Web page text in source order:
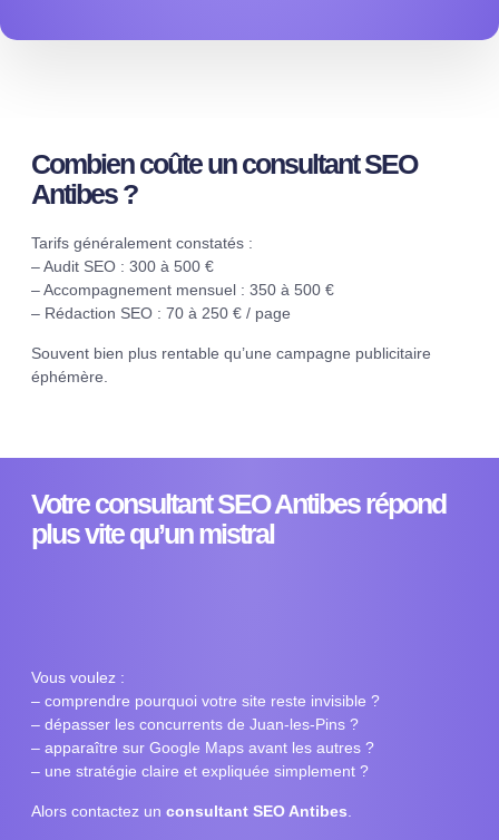
Combien coûte un consultant SEO
Antibes ?
Tarifs généralement constatés :
– Audit SEO : 300 à 500 €
– Accompagnement mensuel : 350 à 500 €
– Rédaction SEO : 70 à 250 € / page
Souvent bien plus rentable qu’une campagne publicitaire
éphémère.
Votre consultant SEO Antibes répond
plus vite qu’un mistral
Vous voulez :
– comprendre pourquoi votre site reste invisible ?
– dépasser les concurrents de Juan-les-Pins ?
– apparaître sur Google Maps avant les autres ?
– une stratégie claire et expliquée simplement ?
Alors contactez un consultant SEO Antibes